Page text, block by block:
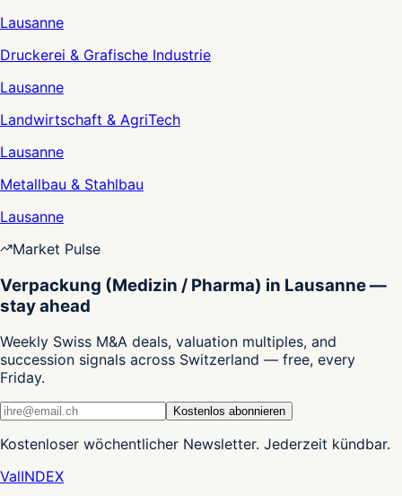
Lausanne
Druckerei & Grafische Industrie
Lausanne
Landwirtschaft & AgriTech
Lausanne
Metallbau & Stahlbau
Lausanne
Market Pulse
Verpackung (Medizin / Pharma) in Lausanne —
stay ahead
Weekly Swiss M&A deals, valuation multiples, and
succession signals across Switzerland — free, every
Friday.
Kostenlos abonnieren
Kostenloser wöchentlicher Newsletter. Jederzeit kündbar.
ValINDEX